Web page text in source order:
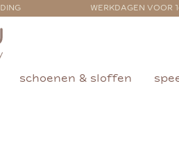
WERKDAGEN VOOR
schoenen & sloffen